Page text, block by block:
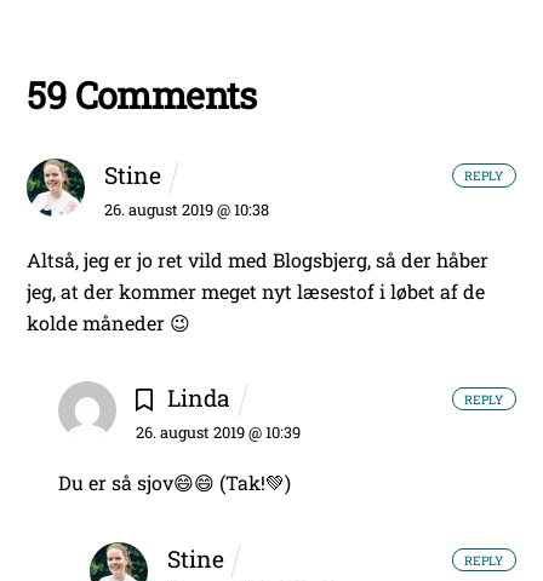
59 Comments
Stine
26. august 2019 @ 10:38
Altså, jeg er jo ret vild med Blogsbjerg, så der håber
jeg, at der kommer meget nyt læsestof i løbet af de
kolde måneder 😉
REPLY
Linda
26. august 2019 @ 10:39
Du er så sjov😄😄 (Tak!💚)
REPLY
Stine REPLY